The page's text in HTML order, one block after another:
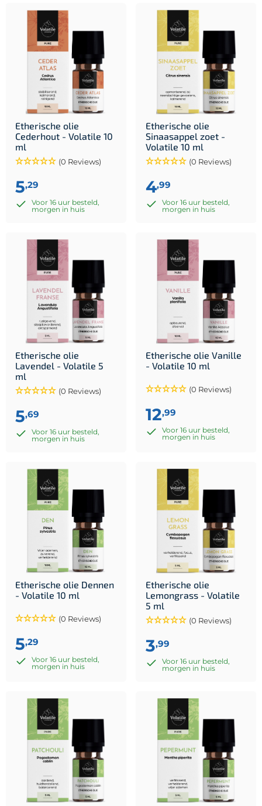
Etherische olie
Cederhout - Volatile 10
ml
(0 Reviews)
5,29
Voor 16 uur besteld,
morgen in huis
Etherische olie
Sinaasappel zoet -
Volatile 10 ml
(0 Reviews)
4,99
Voor 16 uur besteld,
morgen in huis
Etherische olie
Lavendel - Volatile 5
ml
(0 Reviews)
5,69
Voor 16 uur besteld,
morgen in huis
Etherische olie Vanille
- Volatile 10 ml
(0 Reviews)
12,99
Voor 16 uur besteld,
morgen in huis
Etherische olie Dennen
- Volatile 10 ml
(0 Reviews)
5,29
Voor 16 uur besteld,
morgen in huis
Etherische olie
Lemongrass - Volatile
5 ml
(0 Reviews)
3,99
Voor 16 uur besteld,
morgen in huis